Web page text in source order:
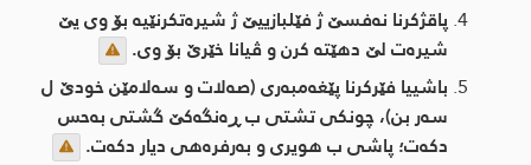
پاقژکرنا نەفسێ ژ فێلبازییێ ژ شیره‌تكرنێیه‌ بۆ وی یێ
شیره‌ت لێ دهێتە کرن و ڤیانا خێرێ بۆ وی.
باشییا فێرکرنا پێغەمبەری (صەلات و سەلامێن خودێ ل
سەر بن)، چونكی تشتی ب ڕه‌نگه‌كێ گشتی به‌حس
دكه‌ت؛ پاشی ب هویری و به‌رفره‌هی دیار دكه‌ت.